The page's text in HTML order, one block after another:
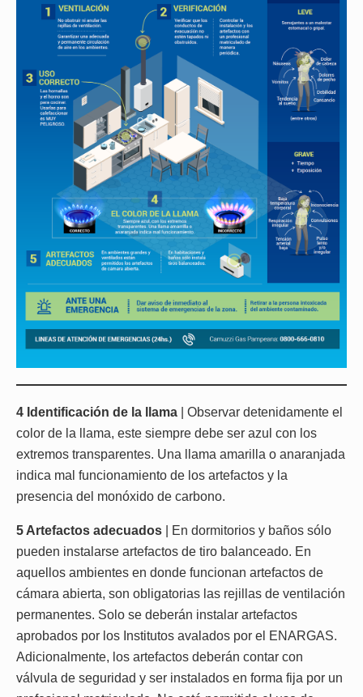
4 Identificación de la llama | Observar detenidamente el
color de la llama, este siempre debe ser azul con los
extremos transparentes. Una llama amarilla o anaranjada
indica mal funcionamiento de los artefactos y la
presencia del monóxido de carbono.
5 Artefactos adecuados | En dormitorios y baños sólo
pueden instalarse artefactos de tiro balanceado. En
aquellos ambientes en donde funcionan artefactos de
cámara abierta, son obligatorias las rejillas de ventilación
permanentes. Solo se deberán instalar artefactos
aprobados por los Institutos avalados por el ENARGAS.
Adicionalmente, los artefactos deberán contar con
válvula de seguridad y ser instalados en forma fija por un